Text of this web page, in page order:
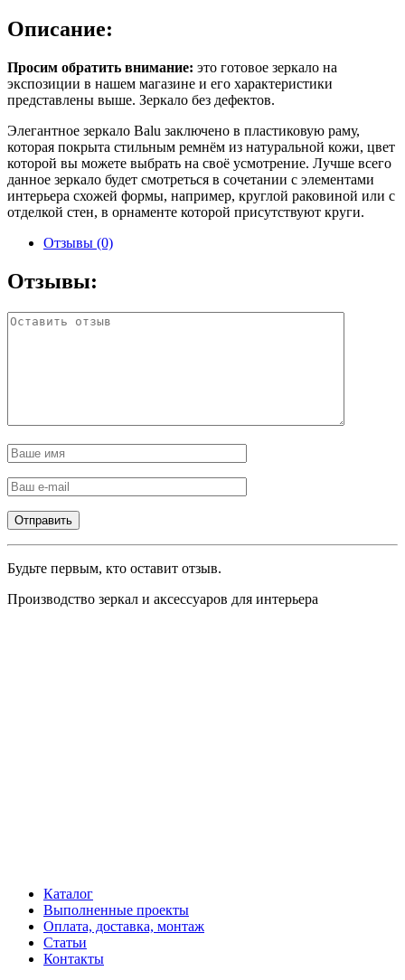
Описание:
Просим обратить внимание: это готовое зеркало на
экспозиции в нашем магазине и его характеристики
представлены выше. Зеркало без дефектов.
Элегантное зеркало Balu заключено в пластиковую раму,
которая покрыта стильным ремнём из натуральной кожи, цвет
которой вы можете выбрать на своё усмотрение. Лучше всего
данное зеркало будет смотреться в сочетании с элементами
интерьера схожей формы, например, круглой раковиной или с
отделкой стен, в орнаменте которой присутствуют круги.
Отзывы (0)
Отзывы:
Будьте первым, кто оставит отзыв.
Производство зеркал и аксессуаров для интерьера
Каталог
Выполненные проекты
Оплата, доставка, монтаж
Статьи
Контакты